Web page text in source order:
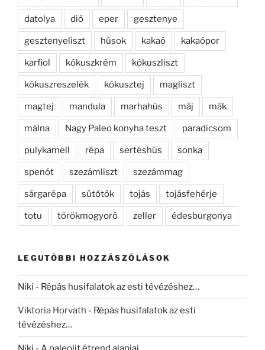
datolya dió eper gesztenye
gesztenyeliszt húsok kakaó kakaópor
karfiol kókuszkrém kókuszliszt
kókuszreszelék kókusztej magliszt
magtej mandula marhahús máj mák
málna Nagy Paleo konyha teszt paradicsom
pulykamell répa sertéshús sonka
spenót szezámliszt szezámmag
sárgarépa sütőtök tojás tojásfehérje
totu törökmogyoró zeller édesburgonya
LEGUTÓBBI HOZZÁSZÓLÁSOK
Niki - Répás husifalatok az esti tévézéshez…
Viktoria Horvath - Répás husifalatok az esti
tévézéshez…